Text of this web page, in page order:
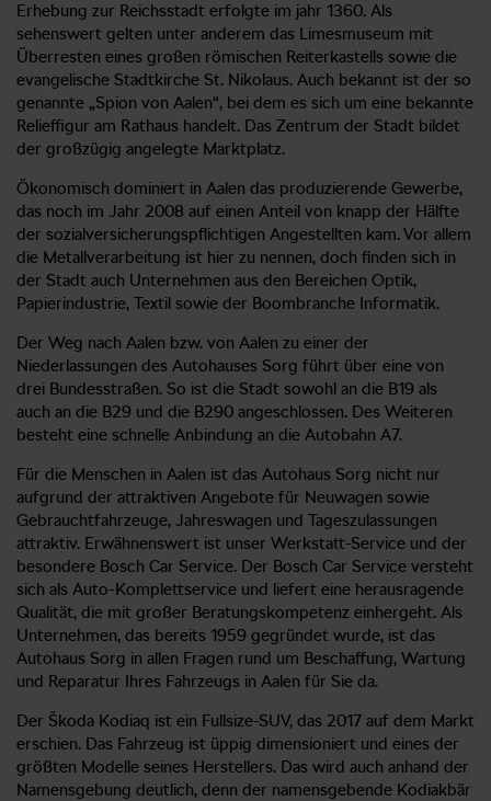
Erhebung zur Reichsstadt erfolgte im jahr 1360. Als
sehenswert gelten unter anderem das Limesmuseum mit
Überresten eines großen römischen Reiterkastells sowie die
evangelische Stadtkirche St. Nikolaus. Auch bekannt ist der so
genannte „Spion von Aalen“, bei dem es sich um eine bekannte
Relieffigur am Rathaus handelt. Das Zentrum der Stadt bildet
der großzügig angelegte Marktplatz.
Ökonomisch dominiert in Aalen das produzierende Gewerbe,
das noch im Jahr 2008 auf einen Anteil von knapp der Hälfte
der sozialversicherungspflichtigen Angestellten kam. Vor allem
die Metallverarbeitung ist hier zu nennen, doch finden sich in
der Stadt auch Unternehmen aus den Bereichen Optik,
Papierindustrie, Textil sowie der Boombranche Informatik.
Der Weg nach Aalen bzw. von Aalen zu einer der
Niederlassungen des Autohauses Sorg führt über eine von
drei Bundesstraßen. So ist die Stadt sowohl an die B19 als
auch an die B29 und die B290 angeschlossen. Des Weiteren
besteht eine schnelle Anbindung an die Autobahn A7.
Für die Menschen in Aalen ist das Autohaus Sorg nicht nur
aufgrund der attraktiven Angebote für Neuwagen sowie
Gebrauchtfahrzeuge, Jahreswagen und Tageszulassungen
attraktiv. Erwähnenswert ist unser Werkstatt-Service und der
besondere Bosch Car Service. Der Bosch Car Service versteht
sich als Auto-Komplettservice und liefert eine herausragende
Qualität, die mit großer Beratungskompetenz einhergeht. Als
Unternehmen, das bereits 1959 gegründet wurde, ist das
Autohaus Sorg in allen Fragen rund um Beschaffung, Wartung
und Reparatur Ihres Fahrzeugs in Aalen für Sie da.
Der Škoda Kodiaq ist ein Fullsize-SUV, das 2017 auf dem Markt
erschien. Das Fahrzeug ist üppig dimensioniert und eines der
größten Modelle seines Herstellers. Das wird auch anhand der
Namensgebung deutlich, denn der namensgebende Kodiakbär